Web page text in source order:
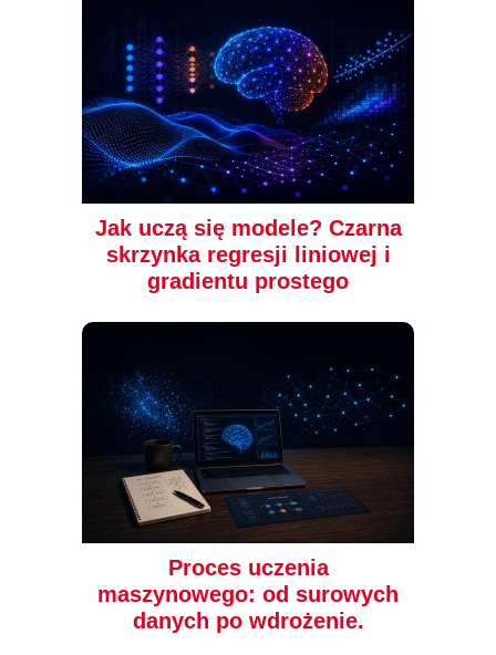
Jak uczą się modele? Czarna
skrzynka regresji liniowej i
gradientu prostego
Proces uczenia
maszynowego: od surowych
danych po wdrożenie.